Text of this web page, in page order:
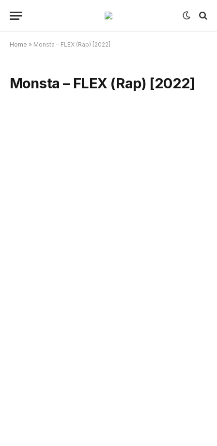
Home » Monsta – FLEX (Rap) [2022]
Monsta – FLEX (Rap) [2022]